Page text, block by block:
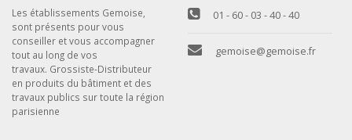
Les établissements Gemoise,
sont présents pour vous
conseiller et vous accompagner
tout au long de vos
travaux. Grossiste-Distributeur
en produits du bâtiment et des
travaux publics sur toute la région
parisienne
01 - 60 - 03 - 40 - 40
gemoise@gemoise.fr